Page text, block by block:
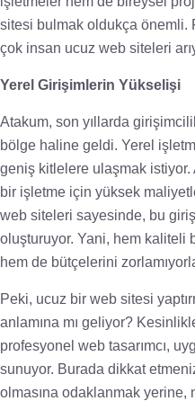
sitesi bulmak oldukça önemli.
çok insan ucuz web siteleri
Yerel Girişimlerin Yükselişi
Atakum, son yıllarda
bölge haline geldi. Yerel
geniş kitlelere ulaşmak istiyor.
bir işletme için yüksek
web siteleri sayesinde, bu
oluşturuyor. Yani, hem kaliteli
hem de bütçelerini
Peki, ucuz bir web sitesi
anlamına mı geliyor?
profesyonel web tasarımcı,
sunuyor. Burada dikkat
olmasına odaklanmak yerine,